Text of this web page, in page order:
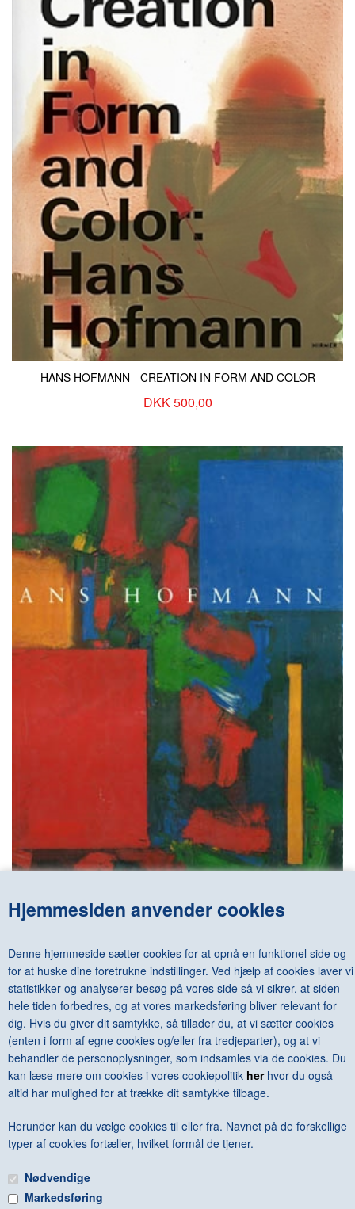
Hjemmesiden anvender cookies
Denne hjemmeside sætter cookies for at opnå en funktionel side og
for at huske dine foretrukne indstillinger. Ved hjælp af cookies laver vi
statistikker og analyserer besøg på vores side så vi sikrer, at siden
hele tiden forbedres, og at vores markedsføring bliver relevant for
dig. Hvis du giver dit samtykke, så tillader du, at vi sætter cookies
(enten i form af egne cookies og/eller fra tredjeparter), og at vi
behandler de personoplysninger, som indsamles via de cookies. Du
kan læse mere om cookies i vores cookiepolitik herhvor du også
altid har mulighed for at trække dit samtykke tilbage.
Herunder kan du vælge cookies til eller fra. Navnet på de forskellige
typer af cookies fortæller, hvilket formål de tjener.
Nødvendige
Markedsføring
HANS HOFMANN - CREATION IN FORM AND COLOR
DKK 500,00
DKK 600,00
<--Forrige Næste-->
Antal varer: 5 Vis uden moms Anbefal Print